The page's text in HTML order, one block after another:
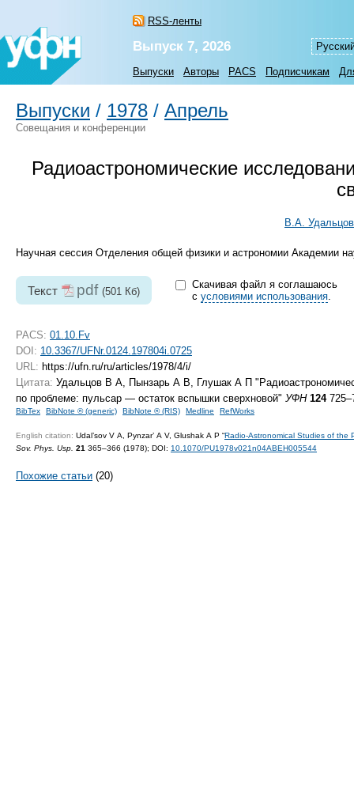
RSS-ленты
Выпуск 7, 2026
Выпуски Авторы PACS Подписчикам
Выпуски / 1978 / Апрель
Совещания и конференции
Радиоастрономические
В.А. Удальцов
Научная сессия Отделения общей физики и астрономии Академии
Текст pdf (501 Кб)
Скачивая файл я соглашаюсь
с условиями использования.
PACS: 01.10.Fv
DOI: 10.3367/UFNr.0124.197804i.0725
URL: https://ufn.ru/ru/articles/1978/4/i/
Цитата: Удальцов В А, Пынзарь А В, Глушак А П
по проблеме: пульсар — остаток вспышки сверхновой" УФН 124
BibTex BibNote ® (generic) BibNote ® (RIS) Medline RefWorks
English citation: Udal’sov V A, Pynzar’ A V, Glushak A P “Radio-Astronomical Studies of the
Sov. Phys. Usp. 21 365–366 (1978); DOI: 10.1070/PU1978v021n04ABEH005544
Похожие статьи (20)